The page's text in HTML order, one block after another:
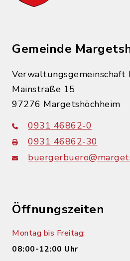
Gemeinde
Verwaltungsgemeinschaft
Mainstraße 15
97276 Margetshöchheim
0931 46862-0
0931 46862-30
Öffnungszeiten
Montag bis Freitag:
08:00-12:00 Uhr